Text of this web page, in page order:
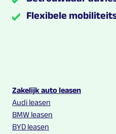
Flexibele
Multilease links en contact
Zakelijk auto leasen
Audi leasen
BMW leasen
BYD leasen